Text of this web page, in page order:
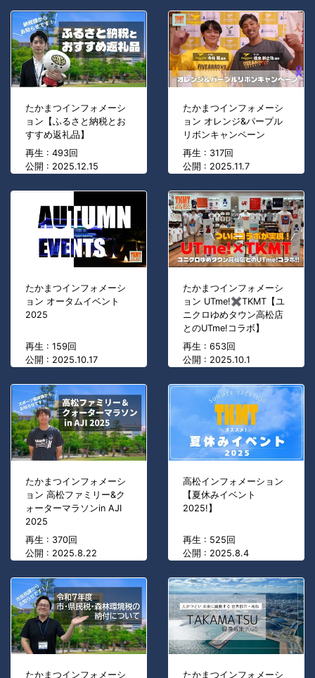
たかまつインフォメーシ
ョン【ふるさと納税とお
すすめ返礼品】
再生 : 493回
公開 : 2025.12.15
たかまつインフォメーシ
ョン オレンジ&パープル
リボンキャンペーン
再生 : 317回
公開 : 2025.11.7
たかまつインフォメーシ
ョン オータムイベント
2025
再生 : 159回
公開 : 2025.10.17
たかまつインフォメーシ
ョン UTme!✖TKMT【ユ
ニクロゆめタウン高松店
とのUTme!コラボ】
再生 : 653回
公開 : 2025.10.1
たかまつインフォメーシ
ョン 高松ファミリー&ク
ォーターマラソンin AJI
2025
再生 : 370回
公開 : 2025.8.22
高松インフォメーション
【夏休みイベント
2025!】
再生 : 525回
公開 : 2025.8.4
たかまつインフォメーシ
たかまつインフォメーシ